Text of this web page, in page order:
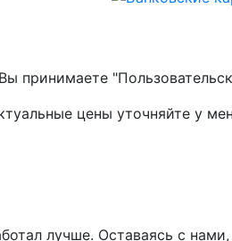
цены уточняйте у
лучше. Оставаясь с